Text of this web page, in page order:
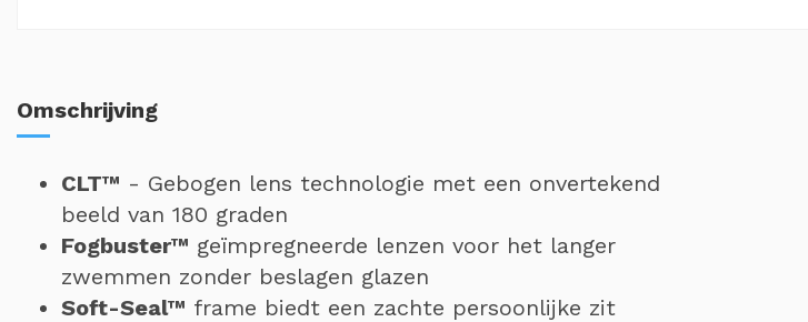
Omschrijving
CLT™ - Gebogen lens technologie met een onvertekend
beeld van 180 graden
Fogbuster™ geïmpregneerde lenzen voor het langer
zwemmen zonder beslagen glazen
Soft-Seal™ frame biedt een zachte persoonlijke zit